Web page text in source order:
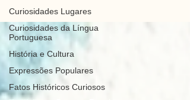
Curiosidades Lugares
Curiosidades da Língua
Portuguesa
História e Cultura
Expressões Populares
Fatos Históricos Curiosos